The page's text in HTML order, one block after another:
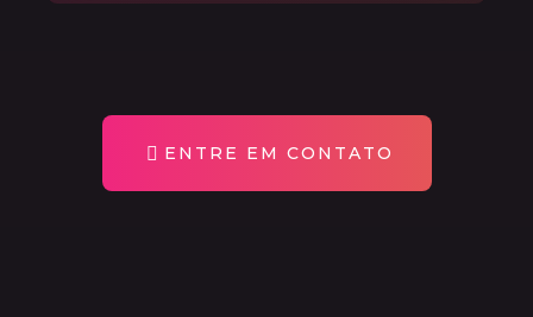
ENTRE EM CONTATO